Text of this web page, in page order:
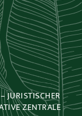
ZENTRALE